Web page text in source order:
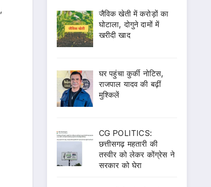
,
जैविक खेती में करोड़ों का
घोटाला, दोगुने दामों में
खरीदी खाद
घर पहुंचा कुर्की नोटिस,
राजपाल यादव की बढ़ीं
मुश्किलें
CG POLITICS:
छत्तीसगढ़ महतारी की
तस्वीर को लेकर कोंग्रेस ने
सरकार को घेरा